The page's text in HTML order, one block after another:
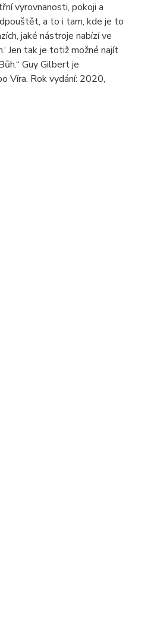
vyrovnanosti, pokoji a
a to i tam, kde je to
jaké nástroje nabízí ve
Jen tak je totiž možné najít
Guy Gilbert je
Víra. Rok vydání: 2020,